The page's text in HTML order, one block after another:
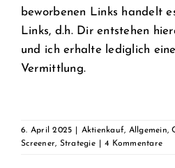
beworbenen Links handelt
Links, d.h. Dir entstehen
und ich erhalte lediglich
Vermittlung.
6. April 2025 Aktienkauf, Allgemein,
Screener, Strategie 4 Kommentare